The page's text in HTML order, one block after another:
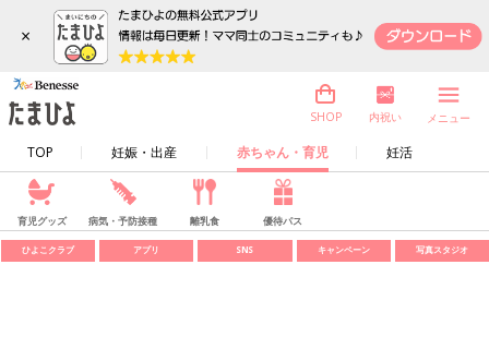
×
TOP 妊娠・出産 赤ちゃん・育児 妊活
SHOP 内祝い メニュー
育児グッズ 病気・予防接種 離乳食 優待パス
ひよこクラブ アプリ SNS キャンペーン 写真スタジオ